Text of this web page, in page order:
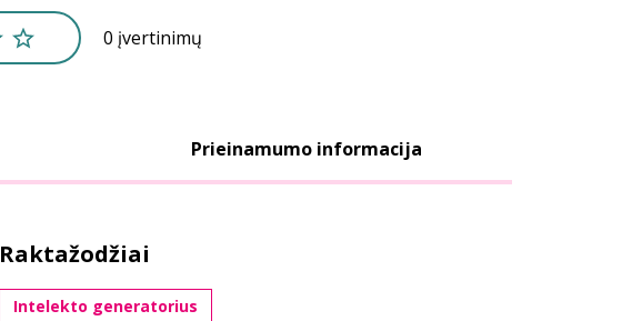
0 įvertinimų
Prieinamumo informacija
Raktažodžiai
Intelekto generatorius